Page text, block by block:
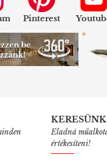
Pinterest
KERESÜNK
Eladná
értékesíteni!